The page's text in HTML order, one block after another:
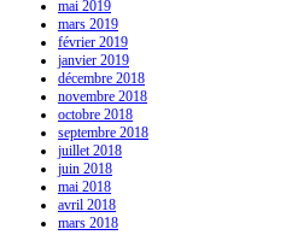
mai 2019
mars 2019
février 2019
janvier 2019
décembre 2018
novembre 2018
octobre 2018
septembre 2018
juillet 2018
juin 2018
mai 2018
avril 2018
mars 2018